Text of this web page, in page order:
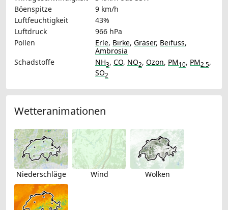
Böenspitze
9 km/h
Luftfeuchtigkeit
43%
Luftdruck
966 hPa
Pollen
Erle, Birke, Gräser, Beifuss,
Ambrosia
Schadstoffe
NH3, CO, NO2, Ozon, PM10, PM2.5,
SO2
Wetteranimationen
Niederschläge Wind Wolken